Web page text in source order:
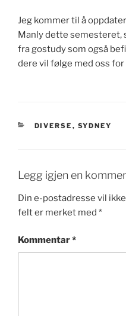
Jeg kommer til å
Manly dette semesteret,
fra gostudy som også
dere vil følge med oss for
KATEGORIER
DIVERSE , SYDNEY
Legg igjen en
Din e-postadresse vil
felt er merket med *
Kommentar*